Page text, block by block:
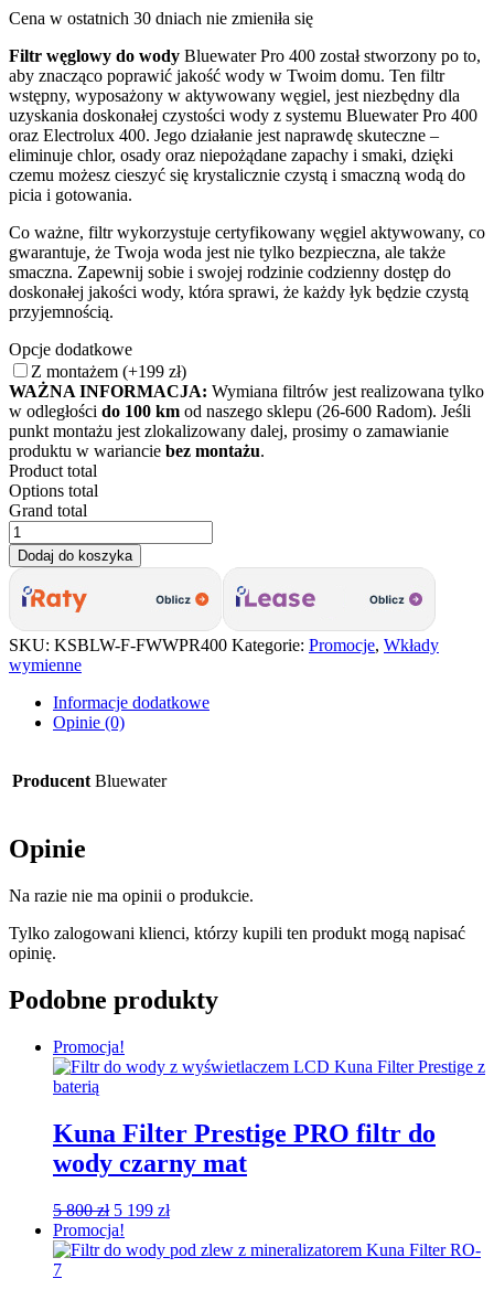
wynosiła:wynosi:
Cena w ostatnich 30 dniach nie zmieniła się
Filtr węglowy do wody Bluewater Pro 400 został stworzony po to,
aby znacząco poprawić jakość wody w Twoim domu. Ten filtr
wstępny, wyposażony w aktywowany węgiel, jest niezbędny dla
uzyskania doskonałej czystości wody z systemu Bluewater Pro 400
oraz Electrolux 400. Jego działanie jest naprawdę skuteczne –
eliminuje chlor, osady oraz niepożądane zapachy i smaki, dzięki
czemu możesz cieszyć się krystalicznie czystą i smaczną wodą do
picia i gotowania.
Co ważne, filtr wykorzystuje certyfikowany węgiel aktywowany, co
gwarantuje, że Twoja woda jest nie tylko bezpieczna, ale także
smaczna. Zapewnij sobie i swojej rodzinie codzienny dostęp do
doskonałej jakości wody, która sprawi, że każdy łyk będzie czystą
przyjemnością.
Opcje dodatkowe
Z montażem (+199 zł)
WAŻNA INFORMACJA: Wymiana filtrów jest realizowana tylko
w odległości do 100 km od naszego sklepu (26-600 Radom). Jeśli
punkt montażu jest zlokalizowany dalej, prosimy o zamawianie
produktu w wariancie bez montażu.
Product total
Options total
Grand total
ilość
Bluewater
Pro
400
filtr
węglowy
do
wody
aktywowanym
węglem
wstępny
Dodaj do koszyka
SKU: KSBLW-F-FWWPR400 Kategorie: Promocje, Wkłady
wymienne
Informacje dodatkowe
Opinie (0)
Producent Bluewater
Opinie
Na razie nie ma opinii o produkcie.
Tylko zalogowani klienci, którzy kupili ten produkt mogą napisać
opinię.
Podobne produkty
Promocja!
Kuna Filter Prestige PRO filtr do
wody czarny mat
5 800zł Pierwotna
cena
wynosiła:
5 199 złAktualna
wynosi:
Promocja!